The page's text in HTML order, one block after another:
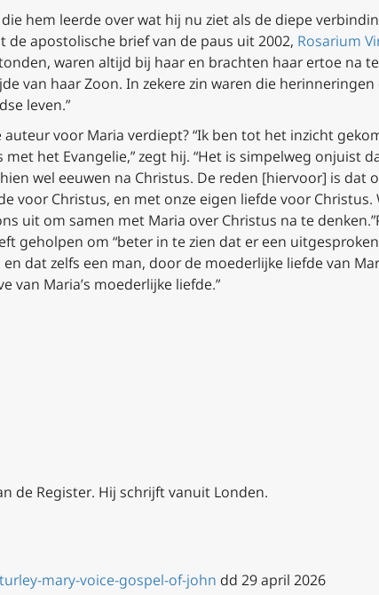
hem leerde over wat hij nu ziet als de diepe
de apostolische brief van de paus uit 2002, Rosarium
waren altijd bij haar en brachten haar ertoe na
van haar Zoon. In zekere zin waren die herinneringen
leven.”
voor Maria verdiept? “Ik ben tot het inzicht
het Evangelie,” zegt hij. “Het is simpelweg onjuist
wel eeuwen na Christus. De reden [hiervoor] is dat
voor Christus, en met onze eigen liefde voor Christus.
uit om samen met Maria over Christus na te
geholpen om “beter in te zien dat er een uitgesproken
dat zelfs een man, door de moederlijke liefde van
van Maria’s moederlijke liefde.”
de Register. Hij schrijft vanuit Londen.
mary-voice-gospel-of-john dd 29 april 2026